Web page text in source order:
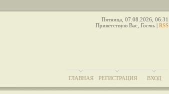
Пятница, 07.08.2026, 06:31
Приветствую Вас Гость | RSS
ГЛАВНАЯ РЕГИСТРАЦИЯ ВХОД